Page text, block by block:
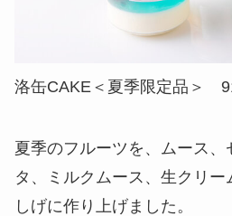
洛缶CAKE＜夏季限定品＞
夏季のフルーツを、ムース、
タ、ミルクムース、生クリ
しげに作り上げました。